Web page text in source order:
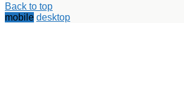
Up
Back to top
mobile desktop